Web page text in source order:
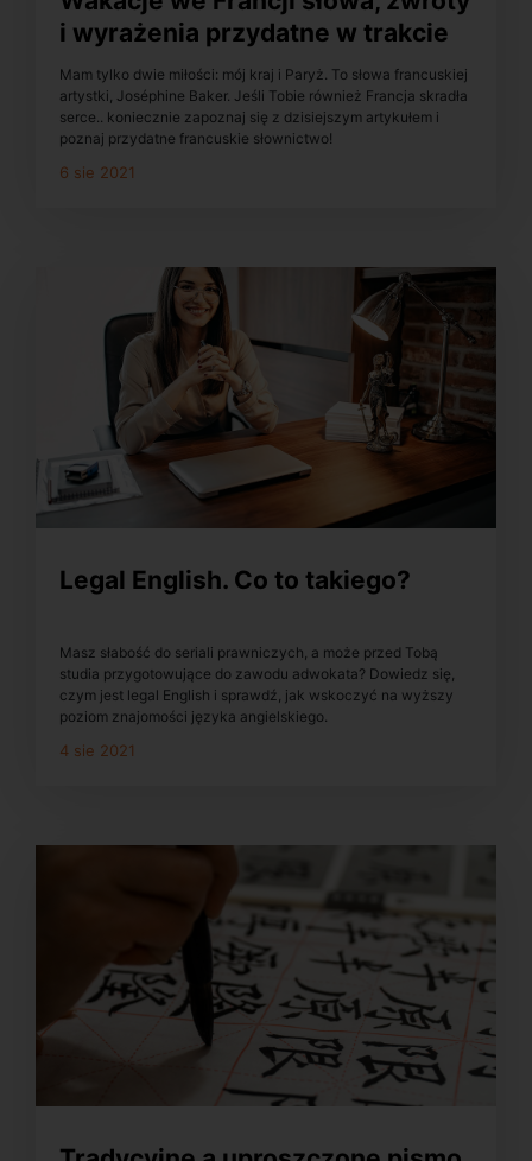
i wyrażenia przydatne w trakcie
podróży
Mam tylko dwie miłości: mój kraj i Paryż. To słowa francuskiej
artystki, Joséphine Baker. Jeśli Tobie również Francja skradła
serce.. koniecznie zapoznaj się z dzisiejszym artykułem i
poznaj przydatne francuskie słownictwo!
6 sie 2021
Legal English. Co to takiego?
Masz słabość do seriali prawniczych, a może przed Tobą
studia przygotowujące do zawodu adwokata? Dowiedz się,
czym jest legal English i sprawdź, jak wskoczyć na wyższy
poziom znajomości języka angielskiego.
4 sie 2021